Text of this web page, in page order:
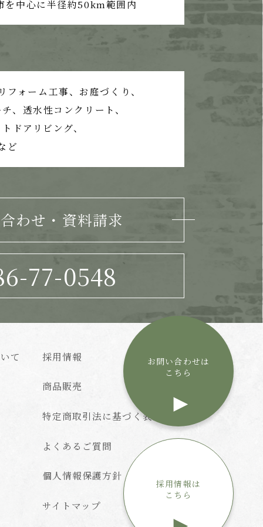
お問い合わせは
こちら
採用情報は
こちら
を中心に半径約50km範囲内
ォーム工事、 お庭づくり、
、 透水性コンクリート、
ドアリビング、
ど
わせ・資料請求
77-0548
て 採用情報
商品販売
特定商取引法に基づく表記
よくあるご質問
個人情報保護方針
サイトマップ